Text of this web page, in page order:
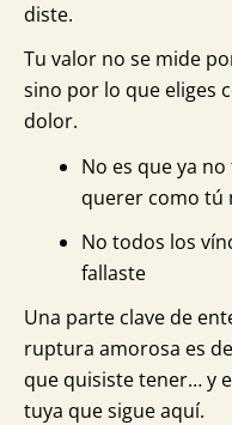
diste.
Tu valor no se mide
sino por lo que eliges
dolor.
No es que ya
querer como tú
No todos los
fallaste
Una parte clave de
ruptura amorosa es
que quisiste tener… y
tuya que sigue aquí.